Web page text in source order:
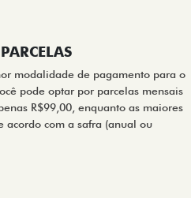
modalidade de pagamento para o
pode optar por parcelas mensais
R$99,00, enquanto as maiores
acordo com a safra (anual ou